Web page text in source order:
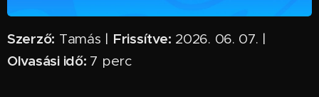
Szerző: Tamás | Frissítve: 2026. 06. 07. |
Olvasási idő: 7 perc ✅